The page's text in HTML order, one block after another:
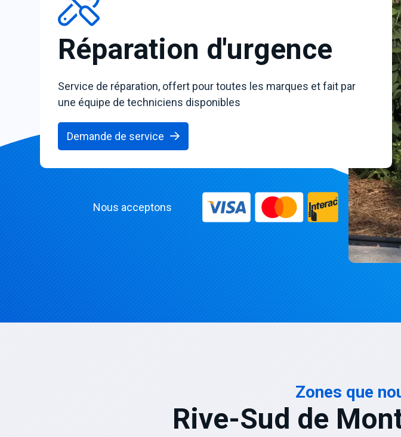
Réparation d'urgence
Service de réparation, offert pour toutes les marques et fait par
une équipe de techniciens disponibles
Demande de service
Nous acceptons
Zones que
Rive-Sud de